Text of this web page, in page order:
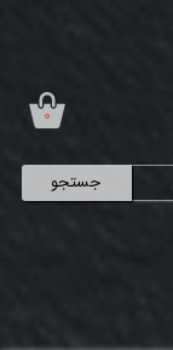
جستجو
۰